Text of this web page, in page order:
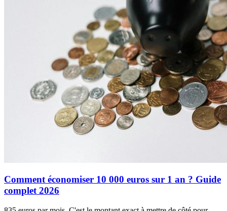
Comment économiser 10 000 euros sur 1 an ? Guide
complet 2026